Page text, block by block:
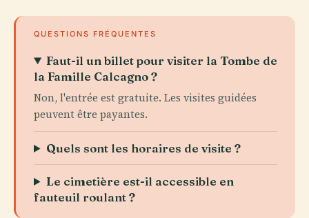
QUESTIONS FRÉQUENTES
Faut-il un billet pour visiter la Tombe de
la Famille Calcagno ?
Non, l'entrée est gratuite. Les visites guidées
peuvent être payantes.
Quels sont les horaires de visite ?
Le cimetière est-il accessible en
fauteuil roulant ?